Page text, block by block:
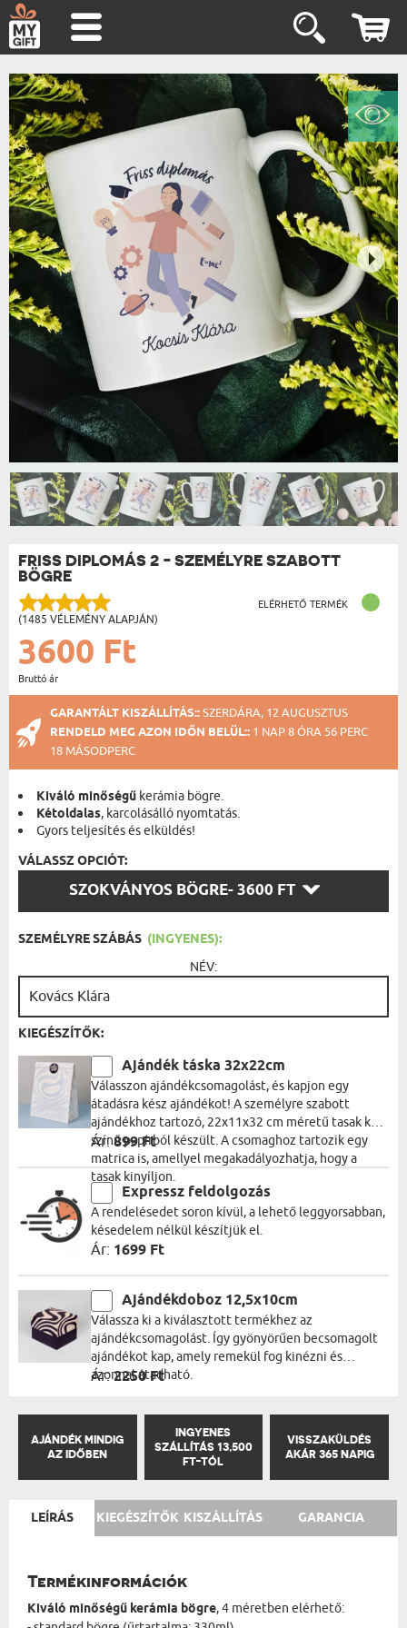
FRISS DIPLOMÁS 2 - SZEMÉLYRE SZABOTT
BÖGRE
(1485 VÉLEMÉNY ALAPJÁN)
ELÉRHETŐ TERMÉK
3600 Ft
Bruttó ár
GARANTÁLT KISZÁLLÍTÁS::SZERDÁRA, 12 AUGUSZTUS
RENDELD MEG AZON IDŐN BELÜL:: 1 NAP 8 ÓRA 56 PERC
18 MÁSODPERC
Kiváló minőségű kerámia bögre.
Kétoldalas, karcolásálló nyomtatás.
Gyors teljesítés és elküldés!
VÁLASSZ OPCIÓT:
SZOKVÁNYOS BÖGRE- 3600 FT
VÁLASSZ
SZEMÉLYRE SZÁBÁS (INGYENES):
NÉV:
KIEGÉSZÍTŐK:
Ajándék táska 32x22cm
Válasszon ajándékcsomagolást, és kapjon egy
átadásra kész ajándékot! A személyre szabott
ajándékhoz tartozó, 22x11x32 cm méretű tasak kék
színű papírból készült. A csomaghoz tartozik egy
matrica is, amellyel megakadályozhatja, hogy a
tasak kinyíljon.
Ár:899 Ft
Expressz feldolgozás
A rendelésedet soron kívül, a lehető leggyorsabban,
késedelem nélkül készítjük el.
Ár: 1699 Ft
Ajándékdoboz 12,5x10cm
Válassza ki a kiválasztott termékhez az
ajándékcsomagolást. Így gyönyörűen becsomagolt
ajándékot kap, amely remekül fog kinézni és
azonnal átadható.
Ár:2250 Ft
AJÁNDÉK MINDIG
AZ IDŐBEN
INGYENES
SZÁLLÍTÁS 13,500
FT-TÓL
VISSZAKÜLDÉS
AKÁR 365 NAPIG
LEÍRÁS KIEGÉSZÍTŐK KISZÁLLÍTÁS GARANCIA
Termékinformációk
Kiváló minőségű kerámia bögre, 4 méretben elérhető: